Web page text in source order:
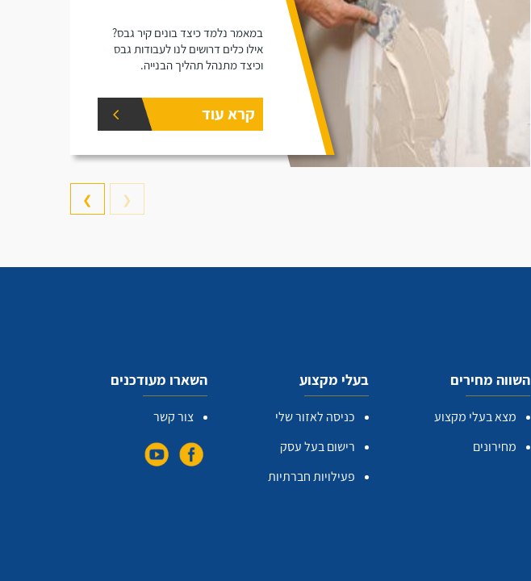
במאמר נלמד כיצד בונים קיר גבס?
אילו כלים דרושים לנו לעבודות גבס
וכיצד מתנהל תהליך הבנייה.
קרא עוד
❮
❯
השווה מחירים
מצא בעלי מקצוע
מחירונים
בעלי מקצוע
כניסה לאזור שלי
רישום בעל עסק
פעילויות חברתיות
השארו מעודכנים
צור קשר